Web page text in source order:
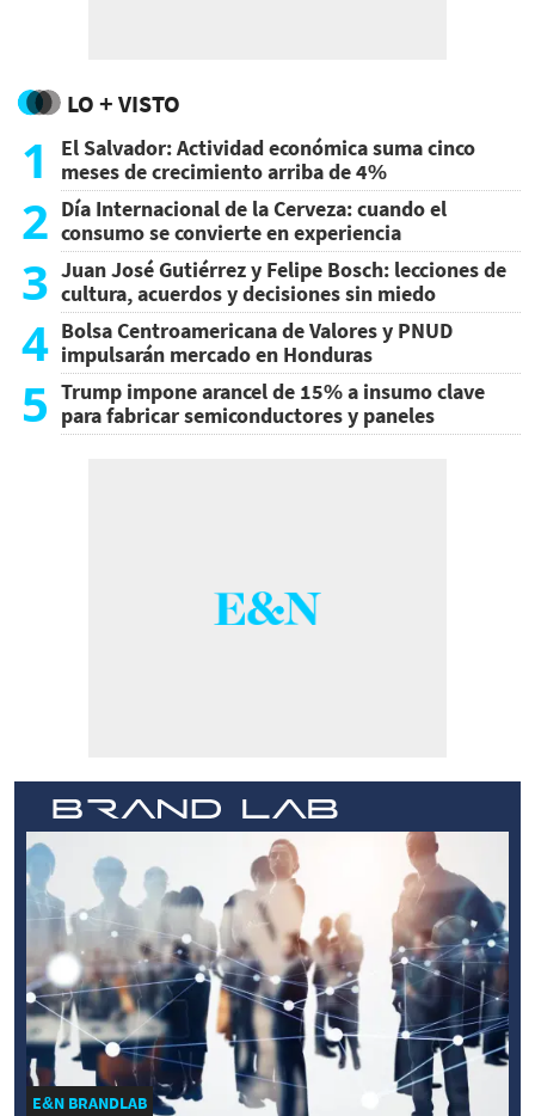
LO + VISTO
1
El Salvador: Actividad económica suma cinco
meses de crecimiento arriba de 4%
2 Día Internacional de la Cerveza: cuando el
consumo se convierte en experiencia
3 Juan José Gutiérrez y Felipe Bosch: lecciones de
cultura, acuerdos y decisiones sin miedo
4 Bolsa Centroamericana de Valores y PNUD
impulsarán mercado en Honduras
5 Trump impone arancel de 15% a insumo clave
para fabricar semiconductores y paneles
E&N BRANDLAB